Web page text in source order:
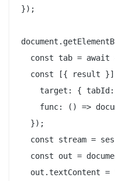
});
const tab = await
const [{ result
target: {
func: () =>
  });
const stream =
const out =
out.textContent =